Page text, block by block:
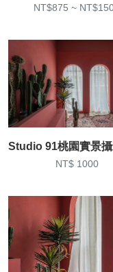
NT$875 ~
NT$ 1000